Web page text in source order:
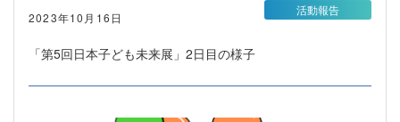
2023年10月16日
「第5回日本子ども未来展」2日目の様子
活動報告